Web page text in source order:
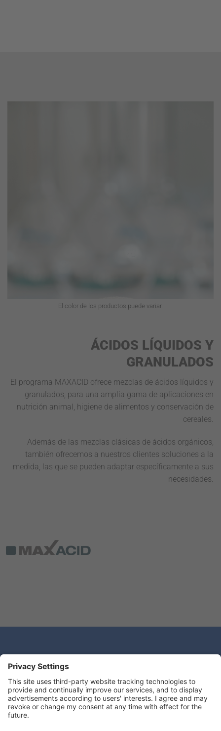
El color de los productos puede variar.
ÁCIDOS LÍQUIDOS Y
GRANULADOS
El programa MAXACID ofrece mezclas de ácidos líquidos y
granulados, para una amplia gama de aplicaciones en
nutrición animal, higiene de alimentos y conservación de
cereales.
Además de las mezclas clásicas de ácidos orgánicos,
también ofrecemos a nuestros clientes soluciones a la
medida, las que se pueden adaptar específicamente a sus
necesidades.
¿Tiene alguna pregunta?
Deseamos escuchar de usted.